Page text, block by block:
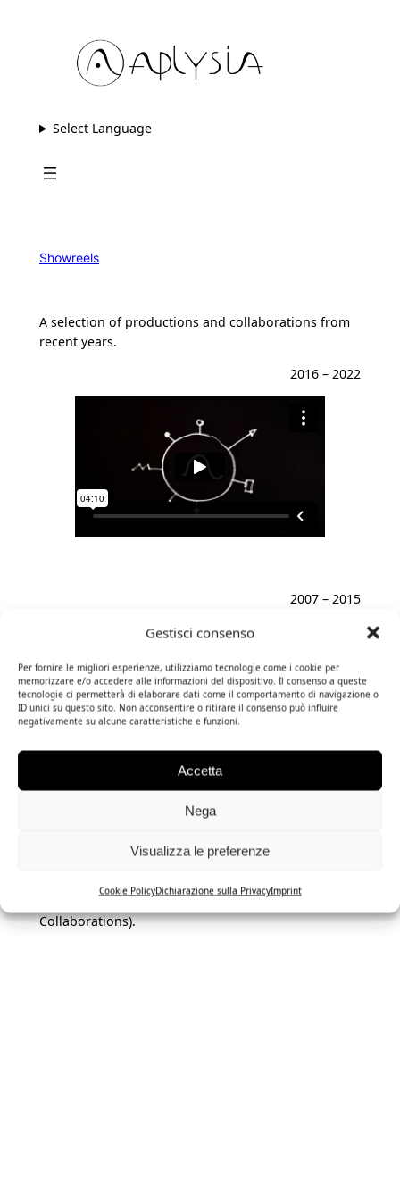
Gestisci consenso
Per fornire le migliori esperienze, utilizziamo tecnologie come i cookie per
memorizzare e/o accedere alle informazioni del dispositivo. Il consenso a queste
tecnologie ci permetterà di elaborare dati come il comportamento di navigazione o
ID unici su questo sito. Non acconsentire o ritirare il consenso può influire
negativamente su alcune caratteristiche e funzioni.
Accetta
Nega
Visualizza le preferenze
Cookie PolicyDichiarazione sulla PrivacyImprint
Select Language
Showreels
A selection of productions and collaborations from
recent years.
2016 – 2022
2007 – 2015
menu sections (In Development — In Distribution —
Collaborations).